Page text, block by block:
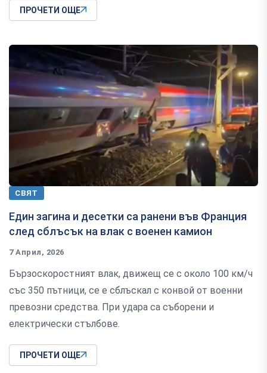
ПРОЧЕТИ ОЩЕ
СВЯТ
Един загина и десетки са ранени във Франция
след сблъсък на влак с военен камион
7 Април, 2026
Бързоскоростният влак, движещ се с около 100 км/ч
със 350 пътници, се е сблъскал с конвой от военни
превозни средства. При удара са съборени и
електрически стълбове.
ПРОЧЕТИ ОЩЕ